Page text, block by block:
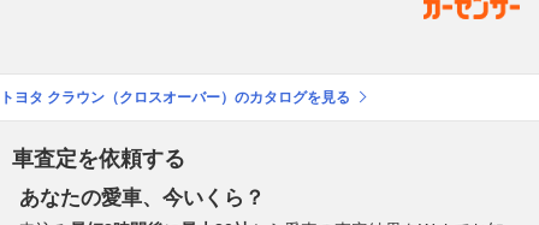
トヨタ クラウン（クロスオーバー）のカタログを見る
車査定を依頼する
あなたの愛車、今いくら？